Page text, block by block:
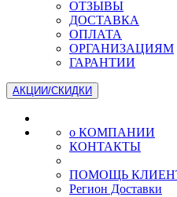
ОТЗЫВЫ
ДОСТАВКА
ОПЛАТА
ОРГАНИЗАЦИЯМ
ГАРАНТИИ
АКЦИИ/СКИДКИ
о КОМПАНИИ
КОНТАКТЫ
ПОМОЩЬ
Регион Доставки